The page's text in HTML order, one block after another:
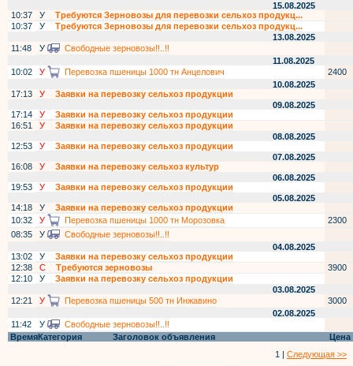
15.08.2025
10:37
У
Требуются Зерновозы для перевозки сельхоз продукц...
10:37
У
Требуются Зерновозы для перевозки сельхоз продукц...
13.08.2025
11:48
У
Свободные зерновозы!!..!!
11.08.2025
10:02
У Перевозка пшеницы 1000 тн Анцелович
2400
10.08.2025
17:13
У
Заявки на перевозку сельхоз продукции
09.08.2025
17:14
У
Заявки на перевозку сельхоз продукции
16:51
У
Заявки на перевозку сельхоз продукции
08.08.2025
12:53
У
Заявки на перевозку сельхоз продукции
07.08.2025
16:08
У
Заявки на перевозку сельхоз культур
06.08.2025
19:53
У
Заявки на перевозку сельхоз продукции
05.08.2025
14:18
У
Заявки на перевозку сельхоз продукции
10:32
У Перевозка пшеницы 1000 тн Морозовка
2300
08:35
У
Свободные зерновозы!!..!!
04.08.2025
13:02
У
Заявки на перевозку сельхоз продукции
12:38
С Требуются зерновозы
3900
12:10
У
Заявки на перевозку сельхоз продукции
03.08.2025
12:21
У Перевозка пшеницы 500 тн Инжавино
3000
02.08.2025
11:42
У
Свободные зерновозы!!..!!
ВремяКатегория Заголовок объявления
Цена
1 | Следующая >>